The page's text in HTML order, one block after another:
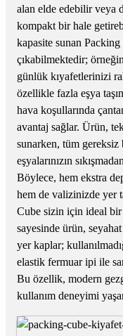
alan elde edebilir veya
kompakt bir hale
kapasite sunan
çıkabilmektedir;
günlük kıyafetlerinizi
özellikle fazla eşya
hava koşullarında
avantaj sağlar. Ürün,
sunarken, tüm gereksiz
eşyalarınızın
Böylece, hem ekstra
hem de valizinizde yer
Cube sizin için ideal bir
sayesinde ürün,
yer kaplar;
elastik fermuar ipi ile
Bu özellik, modern
kullanım deneyimi